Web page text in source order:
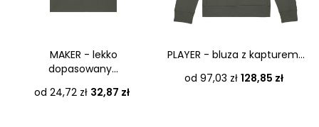
MAKER - lekko
dopasowany...
od 24,72 zł Cena
32,87 zł
PLAYER - bluza z kapturem...
od 97,03 zł Cena
128,85 zł